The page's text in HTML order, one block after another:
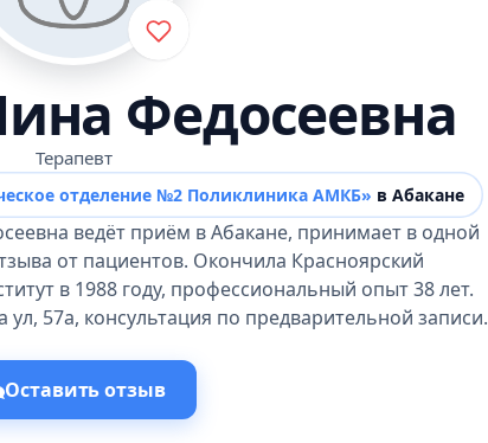
Федосеевна
Терапевт
отделение №2 Поликлиника АМКБ» в Абакане
ведёт приём в Абакане, принимает в одной
от пациентов. Окончила Красноярский
в 1988 году, профессиональный опыт 38 лет.
57а, консультация по предварительной записи.
Оставить отзыв